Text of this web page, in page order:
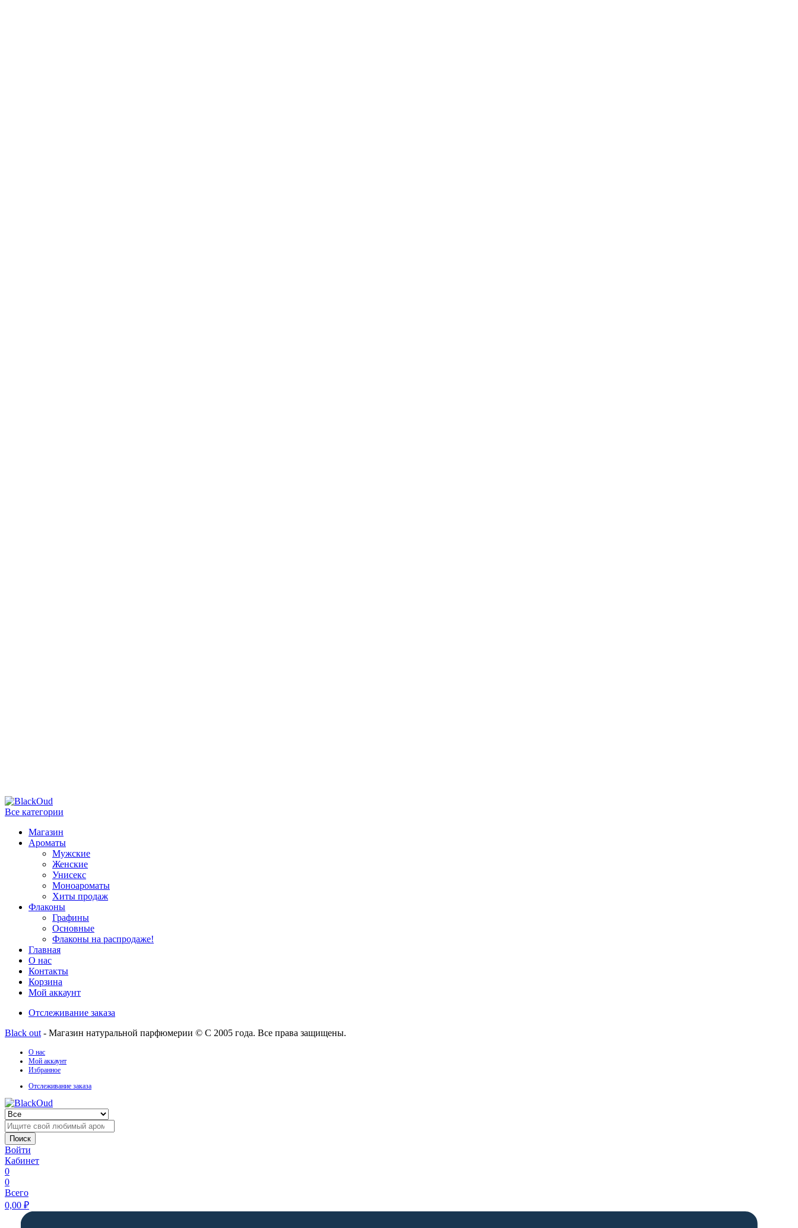
Все категории
Магазин
Ароматы
Мужские
Женские
Унисекс
Моноароматы
Хиты продаж
Флаконы
Графины
Основные
Флаконы на распродаже!
Главная
О нас
Контакты
Корзина
Мой аккаунт
Отслеживание заказа
Black out - Магазин натуральной парфюмерии © С 2005 года. Все права защищены.
О нас
Мой аккаунт
Избранное
Отслеживание заказа
Поиск
Войти
Кабинет
0
0
Всего
0,00 ₽